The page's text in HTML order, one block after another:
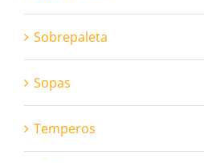
Sobrepaleta
Sopas
Temperos